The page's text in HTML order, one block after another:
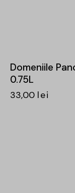
Domeniile
0.75L
33,00 lei